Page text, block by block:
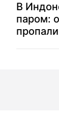
В
паром: